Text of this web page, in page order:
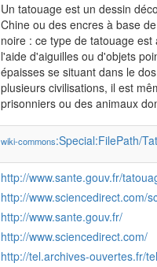
Un tatouage est un dessin
Chine ou des encres à base
noire : ce type de tatouage
l'aide d'aiguilles ou d'objets
épaisses se situant dans le
plusieurs civilisations, il est
prisonniers ou des animaux
wiki-commons:Special:FilePath/
http://www.sante.gouv.fr/
http://www.sciencedirect.com/
http://www.sante.gouv.fr/
http://www.sciencedirect.com/
http://tel.archives-ouvertes.fr/